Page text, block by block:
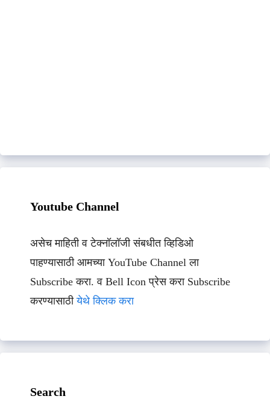
Youtube Channel
असेच माहिती व टेक्नॉलॉजी संबधीत व्हिडिओ
पाहण्यासाठी आमच्या YouTube Channel ला
Subscribe करा. व Bell Icon प्रेस करा Subscribe
करण्यासाठीयेथे क्लिक करा
Search